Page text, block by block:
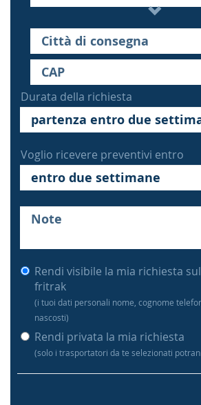
Durata della richiesta
Voglio ricevere preventivi entro
Rendi visibile la mia richiesta
fritrak
(i tuoi dati personali nome, cognome
nascosti)
Rendi privata la mia richiesta
(solo i trasportatori da te selezionati